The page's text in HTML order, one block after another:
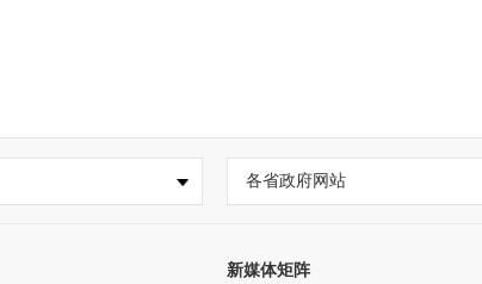
各省政府网站
新媒体矩阵